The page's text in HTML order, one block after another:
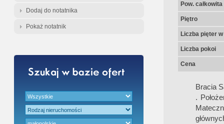
Dodaj do notatnika
Pokaż notatnik
Pow.
Piętro
Liczba pięter
Liczba pokoi
Cena
Bracia
.